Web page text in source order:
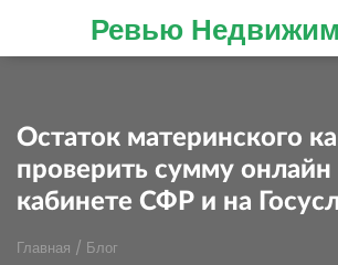
Ревью
Остаток материнского
проверить сумму
кабинете СФР и на
Главная / Блог